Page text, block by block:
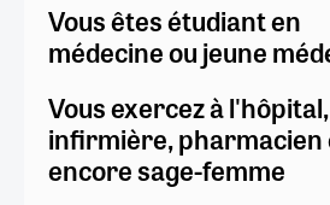
Vous êtes étudiant en
médecine ou jeune
Vous exercez à
infirmière, pharmacien
encore sage-femme